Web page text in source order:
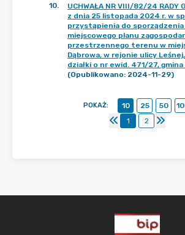
10.
UCHWAŁA NR VIII/82/24 RADY
z dnia 25 listopada 2024 r. w
przystąpienia do sporządzenia
miejscowego planu
przestrzennego terenu w
Dąbrowa, w rejonie ulicy
działki o nr ewid. 471/27,
(Opublikowano: 2024-11-29)
POKAŻ: 10 25 50
1
2